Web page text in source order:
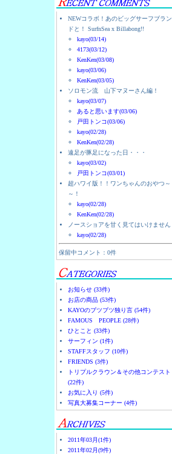
NEWコラボ！あのビッグサーフブラン
ドと！ SurfnSea x Billabong!!
kayo(03/14)
4173(03/12)
KenKen(03/08)
kayo(03/06)
KenKen(03/05)
ソロモン流 山下マヌーさん編！
kayo(03/07)
あると思います(03/06)
戸田トンコ(03/06)
kayo(02/28)
KenKen(02/28)
遠足が豚足になった日・・・
kayo(03/02)
戸田トンコ(03/01)
超ハワイ版！！ワンちゃんのおやつ～
～！
kayo(02/28)
KenKen(02/28)
ノースショアを甘く見てはいけません
kayo(02/28)
保留中コメント：0件
お知らせ (33件)
お店の商品 (53件)
KAYOのブツブツ独り言 (54件)
FAMOUS PEOPLE (28件)
ひとこと (33件)
サーフィン (1件)
STAFFスタッフ (10件)
FRIENDS (3件)
トリプルクラウン＆その他コンテスト
(22件)
お気に入り (5件)
写真大募集コーナー (4件)
2011年03月(1件)
2011年02月(9件)